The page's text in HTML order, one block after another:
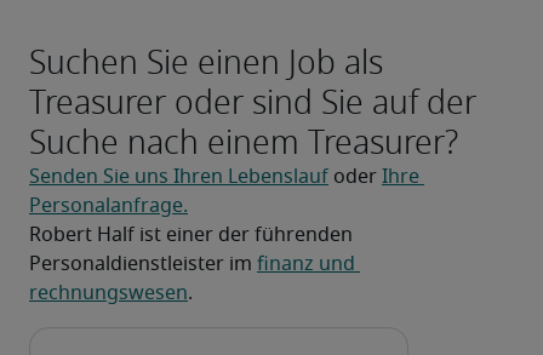
Suchen Sie einen Job als
Treasurer oder sind Sie auf der
Suche nach einem Treasurer?
Senden Sie uns Ihren Lebenslauf oder Ihre
Personalanfrage.
Robert Half ist einer der führenden
Personaldienstleister im finanz und
rechnungswesen.